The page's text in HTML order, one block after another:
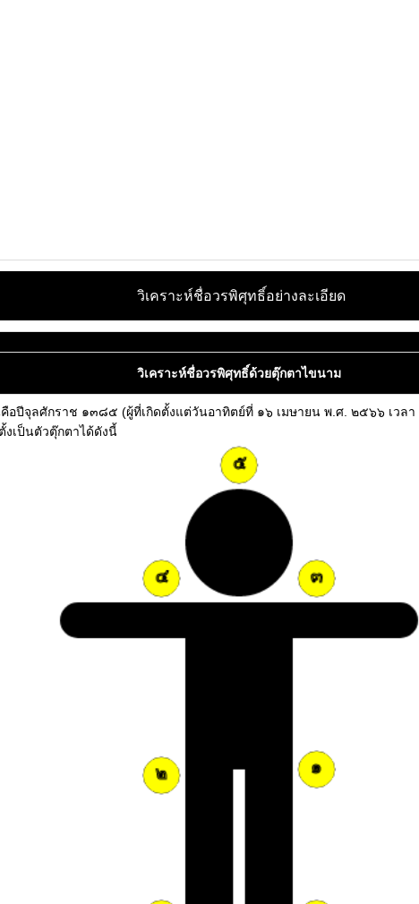
วิเคราะห์ชื่อวรพิศุทธิ์อย่างละเอียด
วิเคราะห์ชื่อวรพิศุทธิ์ด้วยตุ๊กตาไขนาม
อปีจุลศักราช ๑๓๘๕ (ผู้ที่เกิดตั้งแต่วันอาทิตย์ที่ ๑๖ เมษายน พ.ศ. ๒๕๖๖ เว
เป็นตัวตุ๊กตาได้ดังนี้